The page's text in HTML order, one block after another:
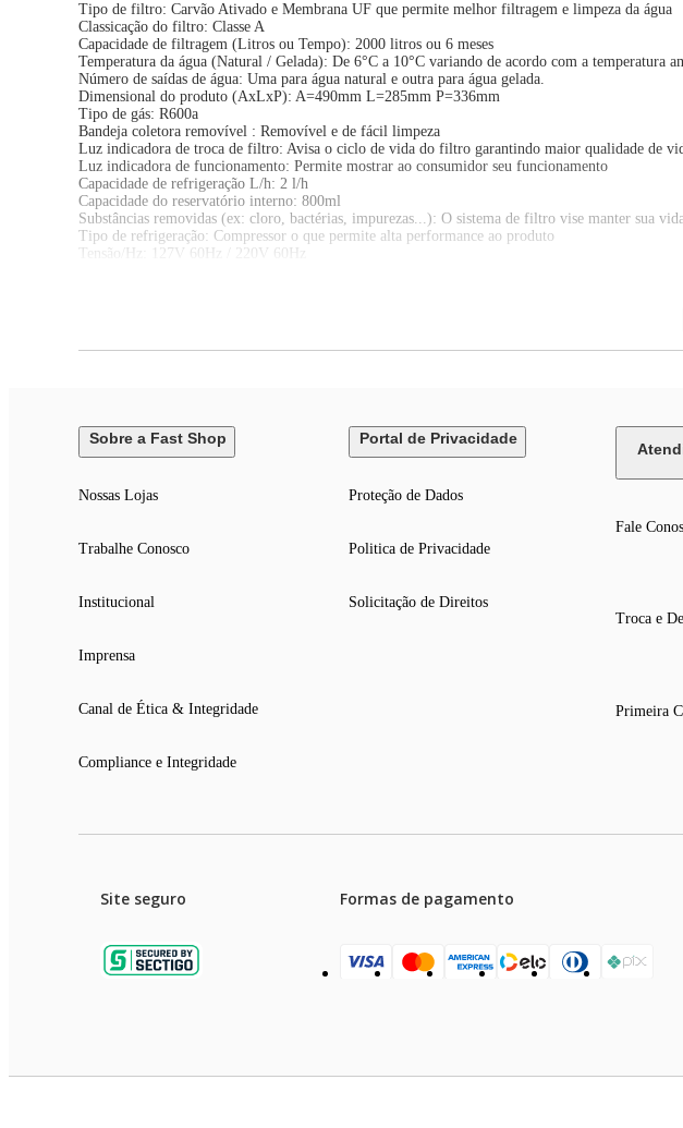
Tipo de filtro: Carvão Ativado e Membrana UF que permite melhor filtragem e limpeza da água
Classicação do filtro: Classe A
Capacidade de filtragem (Litros ou Tempo): 2000 litros ou 6 meses
Temperatura da água (Natural / Gelada): De 6°C a 10°C variando de acordo com a temperatura
Número de saídas de água: Uma para água natural e outra para água gelada.
Dimensional do produto (AxLxP): A=490mm L=285mm P=336mm
Tipo de gás: R600a
Bandeja coletora removível : Removível e de fácil limpeza
Luz indicadora de troca de filtro: Avisa o ciclo de vida do filtro garantindo maior qualidade de
Luz indicadora de funcionamento: Permite mostrar ao consumidor seu funcionamento
Capacidade de refrigeração L/h: 2 l/h
Capacidade do reservatório interno: 800ml
Substâncias removidas (ex: cloro, bactérias, impurezas...): O sistema de filtro vise manter sua
Tipo de refrigeração: Compressor o que permite alta performance ao produto
Tensão/Hz: 127V 60Hz / 220V 60Hz
Sobre a Fast Shop
Nossas Lojas
Trabalhe Conosco
Institucional
Imprensa
Canal de Ética & Integridade
Compliance e Integridade
Portal de Privacidade
Proteção de Dados
Politica de Privacidade
Solicitação de Direitos
Fale
Troca e
Primeira
Site seguro Formas de pagamento